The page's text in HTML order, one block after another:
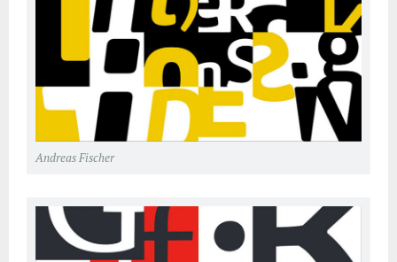
Andreas Fischer